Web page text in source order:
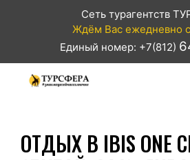
Сеть турагентств
Ждём Вас ежедневно с
Единый номер: +7(812)
ОТДЫХ В IBIS ONE